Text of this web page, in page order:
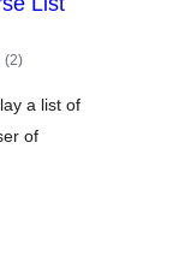
(2કુલ
રેટિંગ્સ
)
a list of
of